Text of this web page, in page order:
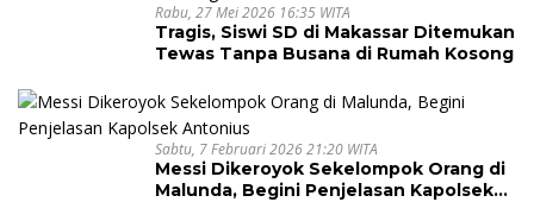
Rabu, 27 Mei 2026 16:35 WITA
Tragis, Siswi SD di Makassar Ditemukan
Tewas Tanpa Busana di Rumah Kosong
Sabtu, 7 Februari 2026 21:20 WITA
Messi Dikeroyok Sekelompok Orang di
Malunda, Begini Penjelasan Kapolsek